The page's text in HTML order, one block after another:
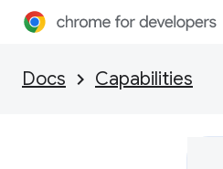
Docs Capabilities